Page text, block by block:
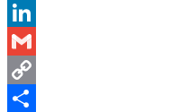
X
LinkedIn
Gmail
Copy